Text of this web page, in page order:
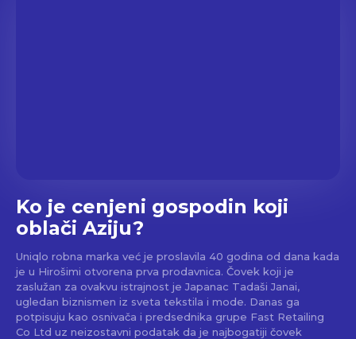
Ko je cenjeni gospodin koji
oblači Aziju?
Uniqlo robna marka već je proslavila 40 godina od dana kada
je u Hirošimi otvorena prva prodavnica. Čovek koji je
zaslužan za ovakvu istrajnost je Japanac Tadaši Janai,
ugledan biznismen iz sveta tekstila i mode. Danas ga
potpisuju kao osnivača i predsednika grupe Fast Retailing
Co Ltd uz neizostavni podatak da je najbogatiji čovek